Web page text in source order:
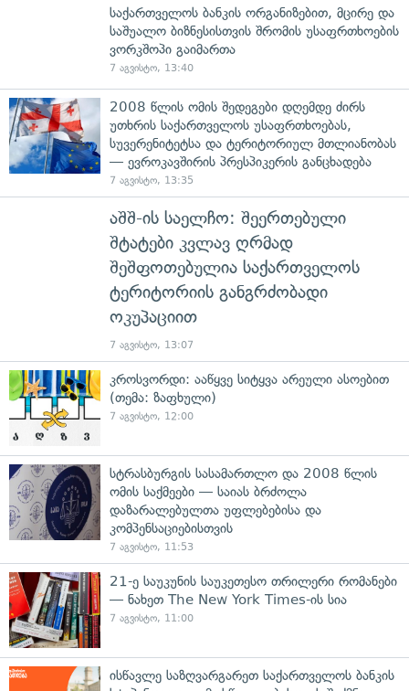
საქართველოს ბანკის ორგანიზებით, მცირე და
საშუალო ბიზნესისთვის შრომის უსაფრთხოების
ვორკშოპი გაიმართა
7 აგვისტო, 13:40
2008 წლის ომის შედეგები დღემდე ძირს
უთხრის საქართველოს უსაფრთხოებას,
სუვერენიტეტსა და ტერიტორიულ მთლიანობას
— ევროკავშირის პრესპიკერის განცხადება
7 აგვისტო, 13:35
აშშ-ის საელჩო: შეერთებული
შტატები კვლავ ღრმად
შეშფოთებულია საქართველოს
ტერიტორიის განგრძობადი
ოკუპაციით
7 აგვისტო, 13:07
კროსვორდი: ააწყვე სიტყვა არეული ასოებით
(თემა: ზაფხული)
7 აგვისტო, 12:00
სტრასბურგის სასამართლო და 2008 წლის
ომის საქმეები — საიას ბრძოლა
დაზარალებულთა უფლებებისა და
კომპენსაციებისთვის
7 აგვისტო, 11:53
21-ე საუკუნის საუკეთესო თრილერი რომანები
— ნახეთ The New York Times-ის სია
7 აგვისტო, 11:00
ისწავლე საზღვარგარეთ საქართველოს ბანკის